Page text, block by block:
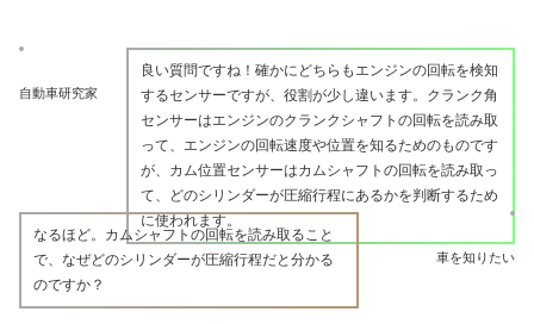
自動車研究家
良い質問ですね！確かにどちらもエンジンの回転を検知
するセンサーですが、役割が少し違います。クランク角
センサーはエンジンのクランクシャフトの回転を読み取
って、エンジンの回転速度や位置を知るためのものです
が、カム位置センサーはカムシャフトの回転を読み取っ
て、どのシリンダーが圧縮行程にあるかを判断するため
に使われます。
車を知りたい
なるほど。カムシャフトの回転を読み取ること
で、なぜどのシリンダーが圧縮行程だと分かる
のですか？